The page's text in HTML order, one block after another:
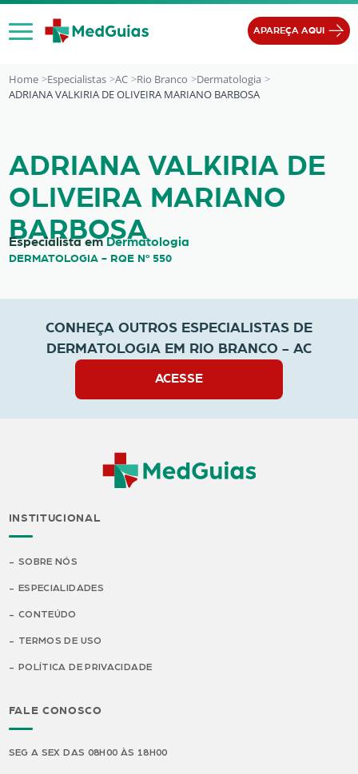
Ir para o conteúdo
APAREÇA AQUI
Home Especialistas AC Rio Branco
Dermatologia
ADRIANA VALKIRIA DE OLIVEIRA MARIANO BARBOSA
ADRIANA VALKIRIA DE OLIVEIRA
ADRIANA VALKIRIA DE
OLIVEIRA MARIANO
BARBOSA
Especialista em Dermatologia
DERMATOLOGIA - RQE Nº 550
CONHEÇA OUTROS ESPECIALISTAS DE
DERMATOLOGIA EM RIO BRANCO - AC
ACESSE
INSTITUCIONAL
SOBRE NÓS
ESPECIALIDADES
CONTEÚDO
TERMOS DE USO
POLÍTICA DE PRIVACIDADE
FALE CONOSCO
SEG A SEX DAS 08H00 ÀS 18H00